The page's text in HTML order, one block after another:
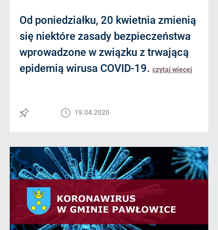
Od poniedziałku, 20 kwietnia zmienią
się niektóre zasady bezpieczeństwa
wprowadzone w związku z trwającą
epidemią wirusa COVID-19. czytaj więcej
19.04.2020